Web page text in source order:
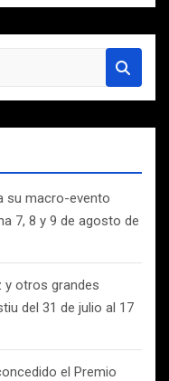
su macro-evento
7, 8 y 9 de agosto de
y otros grandes
del 31 de julio al 17
el Premio